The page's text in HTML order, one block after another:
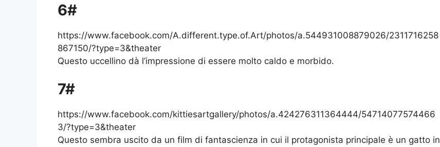
6#
https://www.facebook.com/A.different.type.of.Art/photos/a.544931008879026/2311716258
867150/?type=3&theater
Questo uccellino dà l’impressione di essere molto caldo e morbido.
7#
https://www.facebook.com/kittiesartgallery/photos/a.424276311364444/54714077574466
3/?type=3&theater
Questo sembra uscito da un film di fantascienza in cui il protagonista principale è un gatto in